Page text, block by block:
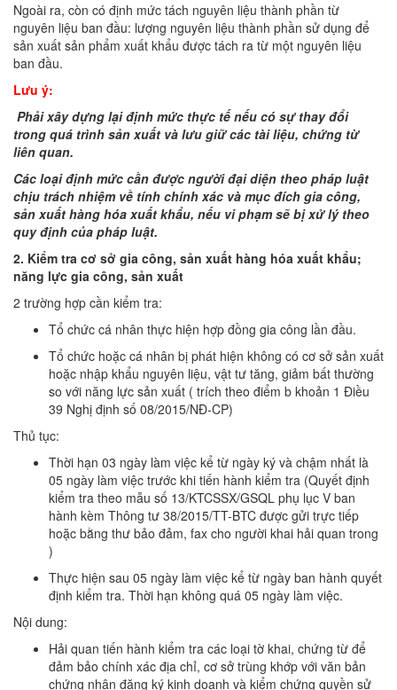
Ngoài ra, còn có định mức tách nguyên liệu thành phần từ
nguyên liệu ban đầu: lượng nguyên liệu thành phần sử dụng để
sản xuất sản phẩm xuất khẩu được tách ra từ một nguyên liệu
ban đầu.
Lưu ý:
Phải xây dựng lại định mức thực tế nếu có sự thay đổi
trong quá trình sản xuất và lưu giữ các tài liệu, chứng từ
liên quan.
Các loại định mức cần được người đại diện theo pháp luật
chịu trách nhiệm về tính chính xác và mục đích gia công,
sản xuất hàng hóa xuất khẩu, nếu vi phạm sẽ bị xử lý theo
quy định của pháp luật.
2. Kiểm tra cơ sở gia công, sản xuất hàng hóa xuất khẩu;
năng lực gia công, sản xuất
2 trường hợp cần kiểm tra:
Tổ chức cá nhân thực hiện hợp đồng gia công lần đầu.
Tổ chức hoặc cá nhân bị phát hiện không có cơ sở sản xuất
hoặc nhập khẩu nguyên liệu, vật tư tăng, giảm bất thường
so với năng lực sản xuất ( trích theo điểm b khoản 1 Điều
39 Nghị định số 08/2015/NĐ-CP)
Thủ tục:
Thời hạn 03 ngày làm việc kể từ ngày ký và chậm nhất là
05 ngày làm việc trước khi tiến hành kiểm tra (Quyết định
kiểm tra theo mẫu số 13/KTCSSX/GSQL phụ lục V ban
hành kèm Thông tư 38/2015/TT-BTC được gửi trực tiếp
hoặc bằng thư bảo đảm, fax cho người khai hải quan trong
)
Thực hiện sau 05 ngày làm việc kể từ ngày ban hành quyết
định kiểm tra. Thời hạn không quá 05 ngày làm việc.
Nội dung:
Hải quan tiến hành kiểm tra các loại tờ khai, chứng từ để
đảm bảo chính xác địa chỉ, cơ sở trùng khớp với văn bản
chứng nhận đăng ký kinh doanh và kiểm chứng quyền sử